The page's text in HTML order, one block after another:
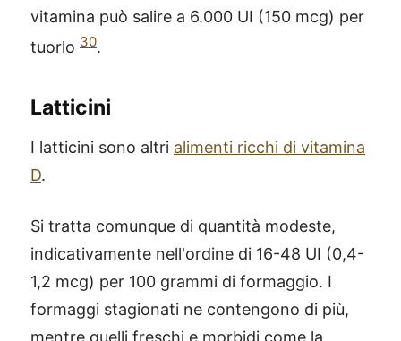
vitamina può salire a 6.000 UI (150 mcg) per
tuorlo 30.
Latticini
I latticini sono altri alimenti ricchi di vitamina
D.
Si tratta comunque di quantità modeste,
indicativamente nell'ordine di 16-48 UI (0,4-
1,2 mcg) per 100 grammi di formaggio. I
formaggi stagionati ne contengono di più,
mentre quelli freschi e morbidi come la